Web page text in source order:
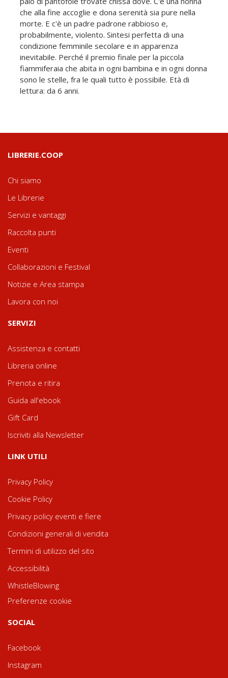
che alla fine accoglie e dona serenità sia pure nella
morte. E c'è un padre padrone rabbioso e,
probabilmente, violento. Sintesi perfetta di una
condizione femminile secolare e in apparenza
inevitabile. Perché il premio finale per la piccola
fiammiferaia che abita in ogni bambina e in ogni donna
sono le stelle, fra le quali tutto è possibile. Età di
lettura: da 6 anni.
LIBRERIE.COOP
Chi siamo
Le Librerie
Servizi e vantaggi
Raccolta punti
Eventi
Collaborazioni e Festival
Notizie e Area stampa
Lavora con noi
SERVIZI
Assistenza e contatti
Libreria online
Prenota e ritira
Guida all'ebook
Gift Card
Iscriviti alla Newsletter
LINK UTILI
Privacy Policy
Cookie Policy
Privacy policy eventi e fiere
Condizioni generali di vendita
Termini di utilizzo del sito
Accessibilità
WhistleBlowing
Preferenze cookie
SOCIAL
Facebook
Instagram